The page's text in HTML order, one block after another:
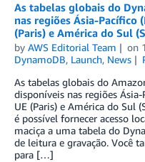
As tabelas globais do
nas regiões Ásia-Pacífico
(Paris) e América do Sul
by AWS Editorial Team on
DynamoDB, Launch, News
As tabelas globais do
disponíveis nas regiões
UE (Paris) e América do Sul
é possível fornecer acesso
maciça a uma tabela do
de leitura e gravação. Você
para […]